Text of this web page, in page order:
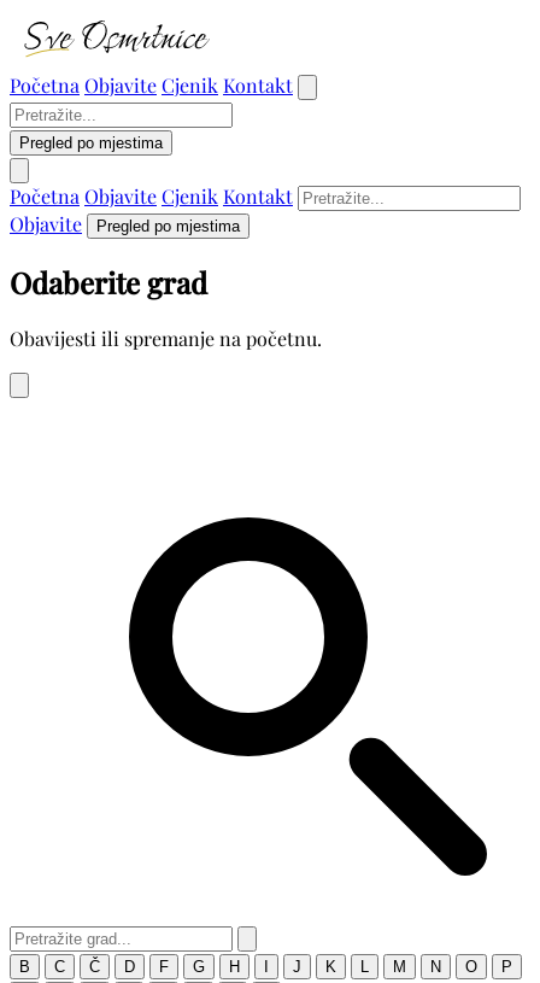
Početna ObjaviteCjenik Kontakt
Pregled po mjestima
Početna ObjaviteCjenik Kontakt
Objavite
Pregled po mjestima
Odaberite grad
Obavijesti ili spremanje na početnu.
B C Č D F G H J K M N O
P